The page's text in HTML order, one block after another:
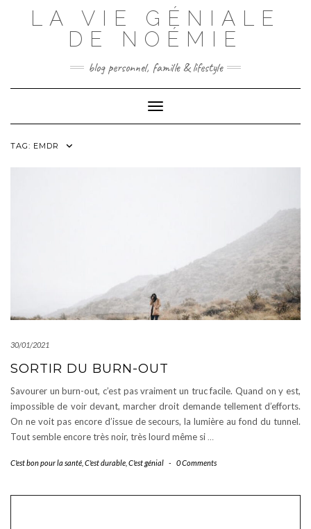
LA VIE GÉNIALE
DE NOÉMIE
blog personnel, famille & lifestyle
Toggle Navigation
TAG: EMDR
30/01/2021
SORTIR DU BURN-OUT
Savourer un burn-out, c’est pas vraiment un truc facile. Quand on y est,
impossible de voir devant, marcher droit demande tellement d’efforts.
On ne voit pas encore d’issue de secours, la lumière au fond du tunnel.
Tout semble encore très noir, très lourd même si …
C'est bon pour la santé C'est durable C'est génial - 0 Comments